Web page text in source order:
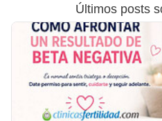
Últimos posts